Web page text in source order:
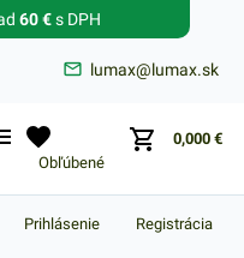
lumax@lumax.sk
60 €s DPH
Obľúbené
0,000 €
Registrácia
Prihlásenie